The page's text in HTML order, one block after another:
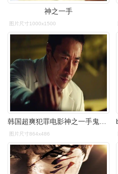
神之一手
图片尺寸1000x1500
图片尺寸864x486